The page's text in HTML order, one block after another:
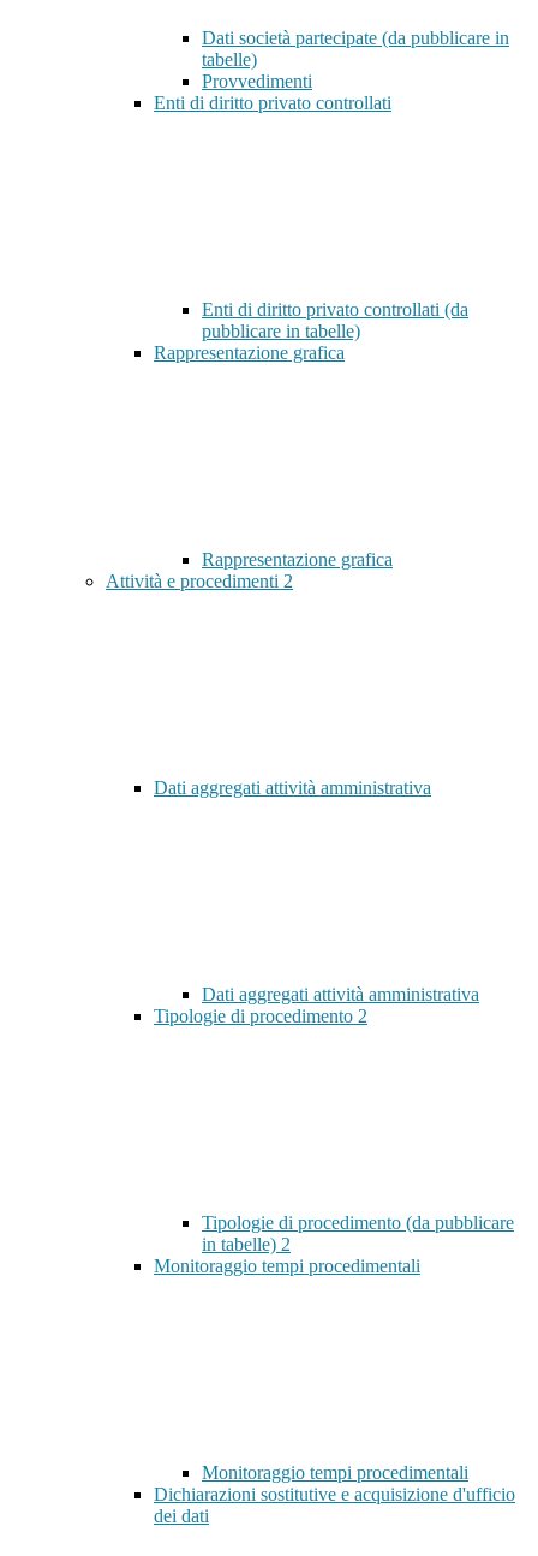
Dati società partecipate (da pubblicare in
tabelle)
Provvedimenti
Enti di diritto privato controllati
Enti di diritto privato controllati (da
pubblicare in tabelle)
Rappresentazione grafica
Rappresentazione grafica
Attività e procedimenti 2
Dati aggregati attività amministrativa
Dati aggregati attività amministrativa
Tipologie di procedimento 2
Tipologie di procedimento (da pubblicare
in tabelle) 2
Monitoraggio tempi procedimentali
Monitoraggio tempi procedimentali
Dichiarazioni sostitutive e acquisizione d'ufficio
dei dati